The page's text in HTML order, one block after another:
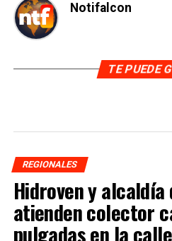
Notifalcon
TE PUEDE
REGIONALES
Hidroven y alcaldía
atienden colector
pulgadas en la